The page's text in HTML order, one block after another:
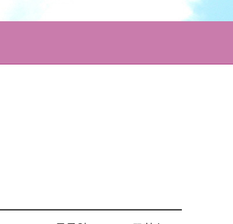
입학원서접수
다문화교육복지대학원